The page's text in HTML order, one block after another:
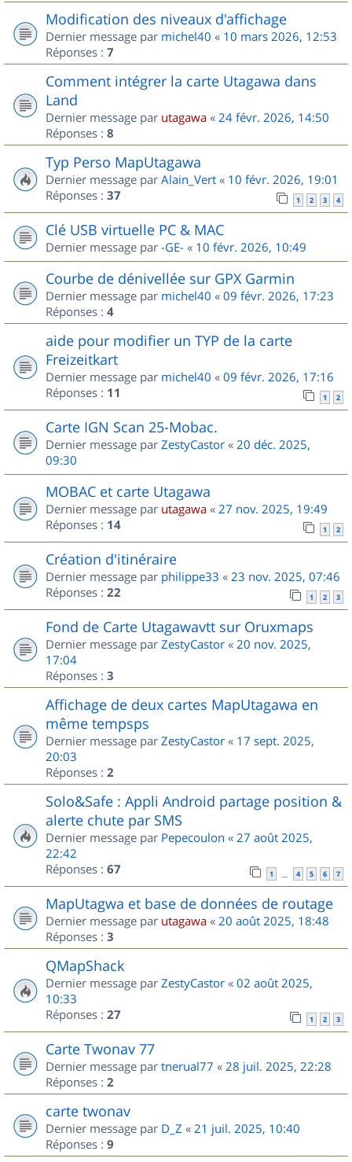
Modification des niveaux d'affichage
Dernier message par michel40 « 10 mars 2026, 12:53
Réponses : 7
Comment intégrer la carte Utagawa dans
Land
Dernier message par utagawa « 24 févr. 2026, 14:50
Réponses : 8
Typ Perso MapUtagawa
Dernier message par Alain_Vert « 10 févr. 2026, 19:01
Réponses : 37 1 2 3 4
Clé USB virtuelle PC & MAC
Dernier message par -GE- « 10 févr. 2026, 10:49
Courbe de dénivellée sur GPX Garmin
Dernier message par michel40 « 09 févr. 2026, 17:23
Réponses : 4
aide pour modifier un TYP de la carte
Freizeitkart
Dernier message par michel40 « 09 févr. 2026, 17:16
Réponses : 11 1 2
Carte IGN Scan 25-Mobac.
Dernier message par ZestyCastor « 20 déc. 2025,
09:30
MOBAC et carte Utagawa
Dernier message par utagawa « 27 nov. 2025, 19:49
Réponses : 14 1 2
Création d'itinéraire
Dernier message par philippe33 « 23 nov. 2025, 07:46
Réponses : 22 1 2 3
Fond de Carte Utagawavtt sur Oruxmaps
Dernier message par ZestyCastor « 20 nov. 2025,
17:04
Réponses : 3
Affichage de deux cartes MapUtagawa en
même tempsps
Dernier message par ZestyCastor « 17 sept. 2025,
20:03
Réponses : 2
Solo&Safe : Appli Android partage position &
alerte chute par SMS
Dernier message par Pepecoulon « 27 août 2025,
22:42
Réponses : 67 1 … 4 5 6 7
MapUtagwa et base de données de routage
Dernier message par utagawa « 20 août 2025, 18:48
Réponses : 3
QMapShack
Dernier message par ZestyCastor « 02 août 2025,
10:33
Réponses : 27 1 2 3
Carte Twonav 77
Dernier message par tnerual77 « 28 juil. 2025, 22:28
Réponses : 2
carte twonav
Dernier message par D_Z « 21 juil. 2025, 10:40
Réponses : 9